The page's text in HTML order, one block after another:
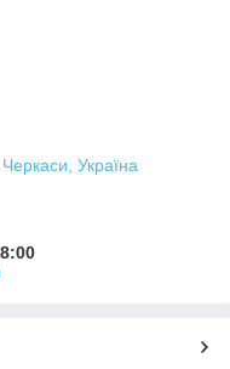
Україна